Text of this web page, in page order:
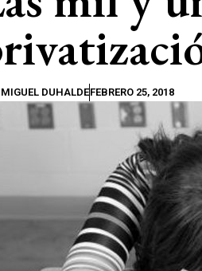
MIGUEL DUHALDEFEBRERO 25, 2018